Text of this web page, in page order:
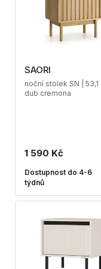
SAORI
noční stolek SN | 53,1
dub cremona
1 590 Kč
Dostupnost do 4-6
týdnů